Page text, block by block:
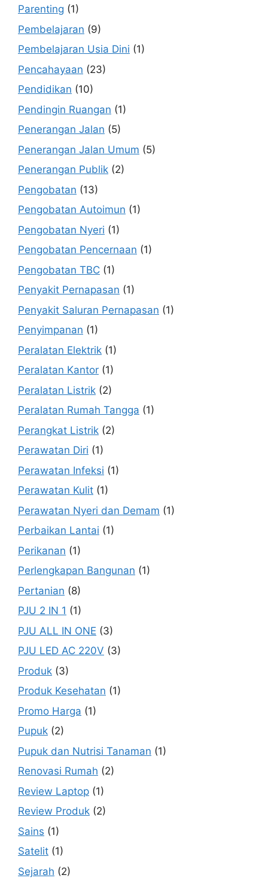
Parenting (1)
Pembelajaran (9)
Pembelajaran Usia Dini (1)
Pencahayaan (23)
Pendidikan (10)
Pendingin Ruangan (1)
Penerangan Jalan (5)
Penerangan Jalan Umum (5)
Penerangan Publik (2)
Pengobatan (13)
Pengobatan Autoimun (1)
Pengobatan Nyeri (1)
Pengobatan Pencernaan (1)
Pengobatan TBC (1)
Penyakit Pernapasan (1)
Penyakit Saluran Pernapasan (1)
Penyimpanan (1)
Peralatan Elektrik (1)
Peralatan Kantor (1)
Peralatan Listrik (2)
Peralatan Rumah Tangga (1)
Perangkat Listrik (2)
Perawatan Diri (1)
Perawatan Infeksi (1)
Perawatan Kulit (1)
Perawatan Nyeri dan Demam (1)
Perbaikan Lantai (1)
Perikanan (1)
Perlengkapan Bangunan (1)
Pertanian (8)
PJU 2 IN 1 (1)
PJU ALL IN ONE (3)
PJU LED AC 220V (3)
Produk (3)
Produk Kesehatan (1)
Promo Harga (1)
Pupuk (2)
Pupuk dan Nutrisi Tanaman (1)
Renovasi Rumah (2)
Review Laptop (1)
Review Produk (2)
Sains (1)
Satelit (1)
Sejarah (2)